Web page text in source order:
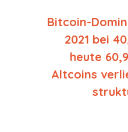
Bitcoin-
2021 bei
heute
Altcoins